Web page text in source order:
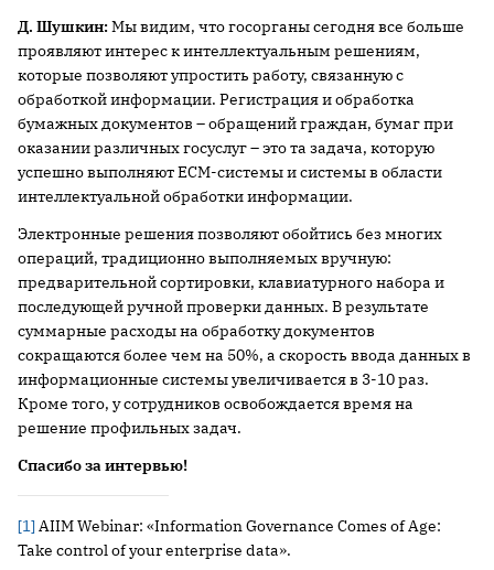
Д. Шушкин:Мы видим, что госорганы сегодня все больше
проявляют интерес к интеллектуальным решениям,
которые позволяют упростить работу, связанную с
обработкой информации. Регистрация и обработка
бумажных документов – обращений граждан, бумаг при
оказании различных госуслуг – это та задача, которую
успешно выполняют ECM-системы и системы в области
интеллектуальной обработки информации.
Электронные решения позволяют обойтись без многих
операций, традиционно выполняемых вручную:
предварительной сортировки, клавиатурного набора и
последующей ручной проверки данных. В результате
суммарные расходы на обработку документов
сокращаются более чем на 50%, а скорость ввода данных в
информационные системы увеличивается в 3-10 раз.
Кроме того, у сотрудников освобождается время на
решение профильных задач.
Спасибо за интервью!
[1]AIIM Webinar: «Information Governance Comes of Age:
Take control of your enterprise data».